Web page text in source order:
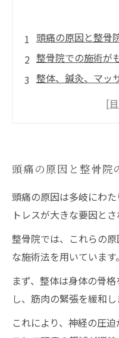
頭痛の原因と整骨
整骨院での施術が
整体、鍼灸、マッ
整骨院での施術を
と
頭痛を忘れる生活
朝
頭痛の原因と整骨院
頭痛の原因は多岐にわ
トレスが大きな要因とさ
整骨院では、これらの
な施術法を用いています。
まず、整体は身体の骨
し、筋肉の緊張を緩和し
これにより、神経の圧